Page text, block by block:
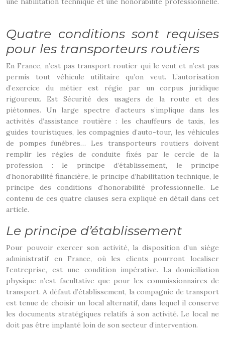
Quatre conditions sont requises
pour les transporteurs routiers
En France, n’est pas transport routier qui le veut et n’est pas
permis tout véhicule utilitaire qu’on veut. L’autorisation
d’exercice du métier est régie par un corpus juridique
rigoureux. Est Sécurité des usagers de la route et des
piétonnes. Un large spectre d’acteurs s’implique dans les
activités d’assistance routière : les chauffeurs de taxis, les
guides touristiques, les compagnies d’auto-tour, les véhicules
de pompes funèbres… Les transporteurs routiers doivent
remplir les règles de conduite fixés par le cercle de la
profession : le principe d’établissement, le principe
d’honorabilité financière, le principe d’habilitation technique, le
principe des conditions d’honorabilité professionnelle. Le
contenu de ces quatre clauses sera expliqué en détail dans cet
article.
Le principe d’établissement
Pour pouvoir exercer son activité, la disposition d’un siège
administratif en France, où les clients pourront localiser
l’entreprise, est une condition impérative. La domiciliation
physique n’est facultative que pour les commissionnaires de
transport. A défaut d’établissement, la compagnie de transport
est tenue de choisir un local alternatif, dans lequel il conserve
les documents stratégiques relatifs à son activité. Le local ne
doit pas être implanté loin de son secteur d’intervention.